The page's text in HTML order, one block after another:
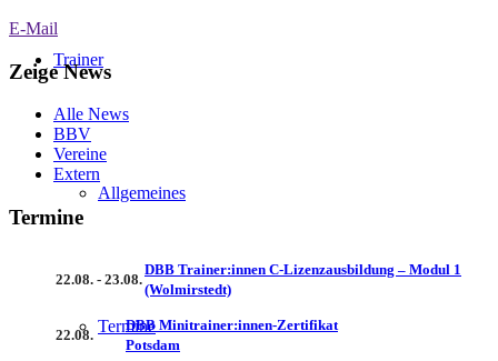
Trainer
Allgemeines
Termine
E-Mail
Zeige News
Alle News
BBV
Vereine
Extern
Termine
22.08. - 23.08.
DBB Trainer:innen C-Lizenzausbildung – Modul 1
(Wolmirstedt)
22.08.
DBB Minitrainer:innen-Zertifikat
Potsdam